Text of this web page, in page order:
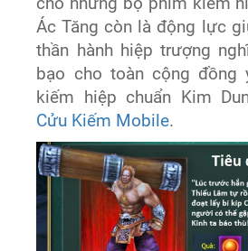
Ác Tăng còn là động lực
thần hành hiệp trượng
bạo cho toàn cộng đồng
kiếm hiệp chuẩn Kim
Cửu Kiếm Mobile.